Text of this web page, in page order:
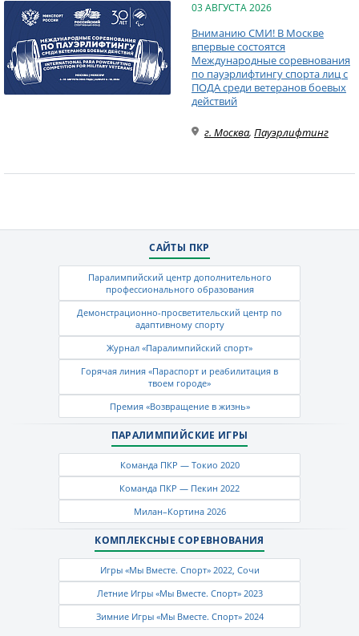
03 АВГУСТА 2026
Вниманию СМИ! В Москве
впервые состоятся
Международные соревнования
по пауэрлифтингу спорта лиц с
ПОДА среди ветеранов боевых
действий
г. Москва, Пауэрлифтинг
САЙТЫ ПКР
Паралимпийский центр дополнительного
профессионального образования
Демонстрационно-просветительский центр по
адаптивному спорту
Журнал «Паралимпийский спорт»
Горячая линия «Параспорт и реабилитация в
твоем городе»
Премия «Возвращение в жизнь»
ПАРАЛИМПИЙСКИЕ ИГРЫ
Команда ПКР — Токио 2020
Команда ПКР — Пекин 2022
Милан–Кортина 2026
КОМПЛЕКСНЫЕ СОРЕВНОВАНИЯ
Игры «Мы Вместе. Спорт» 2022, Сочи
Летние Игры «Мы Вместе. Спорт» 2023
Зимние Игры «Мы Вместе. Спорт» 2024